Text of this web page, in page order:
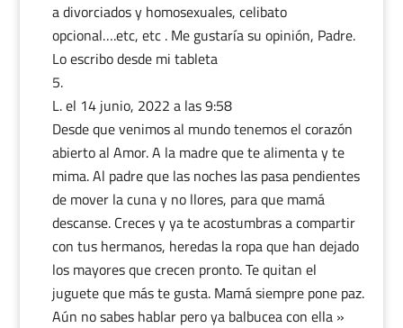
a divorciados y homosexuales, celibato
opcional….etc, etc . Me gustaría su opinión, Padre.
Lo escribo desde mi tableta
L.el 14 junio, 2022 a las 9:58
Desde que venimos al mundo tenemos el corazón
abierto al Amor. A la madre que te alimenta y te
mima. Al padre que las noches las pasa pendientes
de mover la cuna y no llores, para que mamá
descanse. Creces y ya te acostumbras a compartir
con tus hermanos, heredas la ropa que han dejado
los mayores que crecen pronto. Te quitan el
juguete que más te gusta. Mamá siempre pone paz.
Aún no sabes hablar pero ya balbucea con ella »